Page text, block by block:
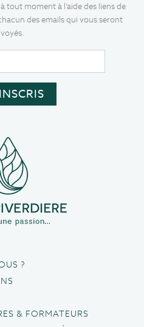
tout moment à l’aide des liens de
des emails qui vous seront
?
& FORMATEURS